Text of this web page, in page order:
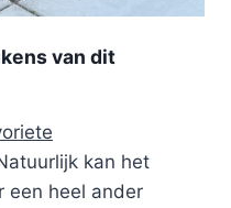
van dit
kan het
een heel ander